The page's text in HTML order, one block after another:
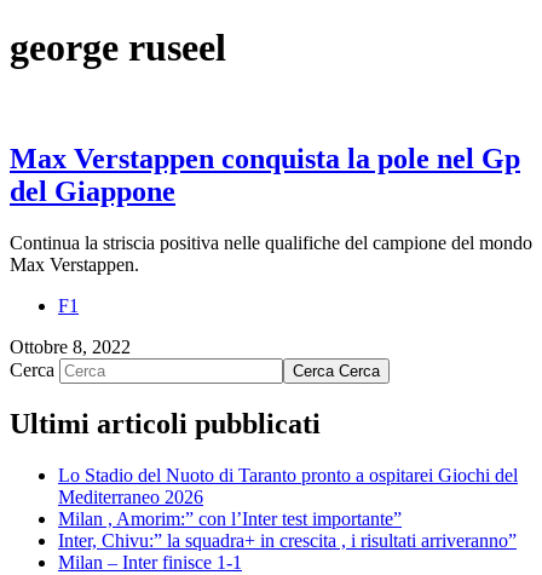
george ruseel
Max Verstappen conquista la pole nel Gp
del Giappone
Continua la striscia positiva nelle qualifiche del campione del mondo
Max Verstappen.
F1
Ottobre 8, 2022
Cerca
Cerca Cerca
Ultimi articoli pubblicati
Lo Stadio del Nuoto di Taranto pronto a ospitarei Giochi del
Mediterraneo 2026
Milan , Amorim:” con l’Inter test importante”
Inter, Chivu:” la squadra+ in crescita , i risultati arriveranno”
Milan – Inter finisce 1-1